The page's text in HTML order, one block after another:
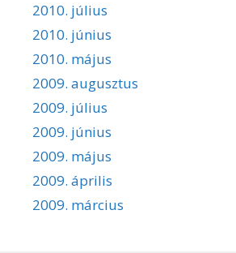
2010. július
2010. június
2010. május
2009. augusztus
2009. július
2009. június
2009. május
2009. április
2009. március